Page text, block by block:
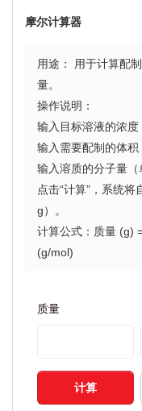
摩尔计算器
用途： 用于计算配
量。
操作说明：
输入目标溶液的浓度
输入需要配制的体积
输入溶质的分子量（
点击“计算”，系统将
g）。
计算公式：质量 (g)
(g/mol)
质量
计算